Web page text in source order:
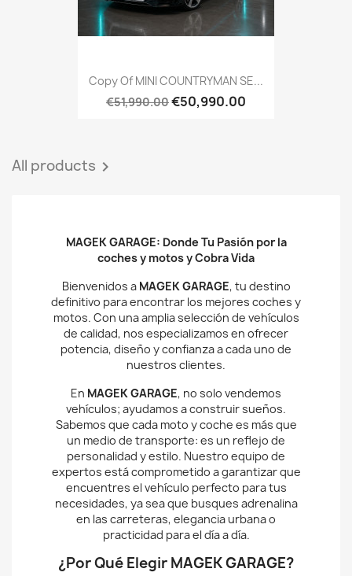
Copy Of MINI COUNTRYMAN SE...
€51,990.00€50,990.00
All products 
MAGEK GARAGE: Donde Tu Pasión por la
coches y motos y Cobra Vida
Bienvenidos a MAGEK GARAGE, tu destino
definitivo para encontrar los mejores coches y
motos. Con una amplia selección de vehículos
de calidad, nos especializamos en ofrecer
potencia, diseño y confianza a cada uno de
nuestros clientes.
En MAGEK GARAGE, no solo vendemos
vehículos; ayudamos a construir sueños.
Sabemos que cada moto y coche es más que
un medio de transporte: es un reflejo de
personalidad y estilo. Nuestro equipo de
expertos está comprometido a garantizar que
encuentres el vehículo perfecto para tus
necesidades, ya sea que busques adrenalina
en las carreteras, elegancia urbana o
practicidad para el día a día.
¿Por Qué Elegir MAGEK GARAGE?